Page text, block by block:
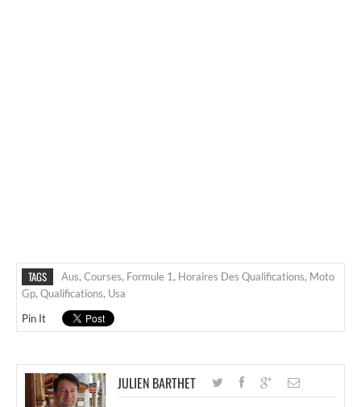
TAGS Aus, Courses, Formule 1, Horaires Des Qualifications, Moto
Gp, Qualifications, Usa
Pin It
JULIEN BARTHET